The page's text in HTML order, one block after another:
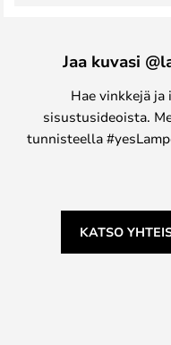
Jaa kuvasi
Hae vinkkejä
sisustusideoista.
tunnisteella
KATSO